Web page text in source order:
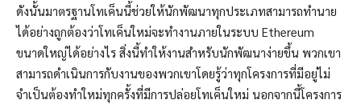
ดังนั้นมาตรฐานโทเค็นนี้ช่วยให้นักพัฒนาทุกประเภทสามารถทำนาย
ได้อย่างถูกต้องว่าโทเค็นใหม่จะทำงานภายในระบบ Ethereum
ขนาดใหญ่ได้อย่างไร สิ่งนี้ทำให้งานสำหรับนักพัฒนาง่ายขึ้น พวกเขา
สามารถดำเนินการกับงานของพวกเขาโดยรู้ว่าทุกโครงการที่มีอยู่ไม่
จำเป็นต้องทำใหม่ทุกครั้งที่มีการปล่อยโทเค็นใหม่ นอกจากนี้โครงการ